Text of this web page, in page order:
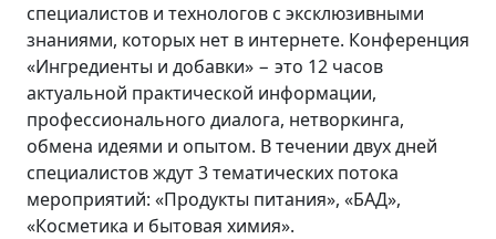
специалистов и технологов с эксклюзивными
знаниями, которых нет в интернете. Конференция
«Ингредиенты и добавки» − это 12 часов
актуальной практической информации,
профессионального диалога, нетворкинга,
обмена идеями и опытом. В течении двух дней
специалистов ждут 3 тематических потока
мероприятий: «Продукты питания», «БАД»,
«Косметика и бытовая химия».